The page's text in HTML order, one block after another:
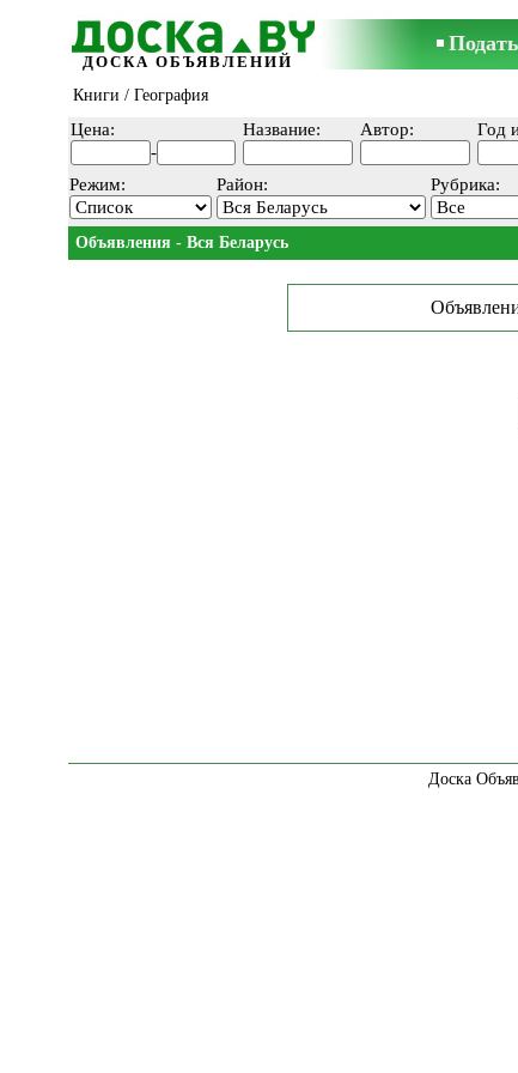
ДОСКА ОБЪЯВЛЕНИЙ
Книги / География
Цена:
-
Название: Автор:
Год
Режим:
Район: Рубрика:
Объявления - Вся Беларусь
Доска